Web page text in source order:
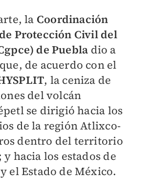
la Coordinación
Protección Civil del
de Puebla dio a
de acuerdo con el
, la ceniza de
del volcán
se dirigió hacia los
de la región Atlixco-
dentro del territorio
hacia los estados de
el Estado de México.